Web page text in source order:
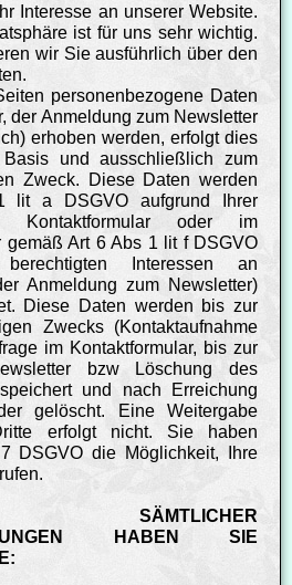
Interesse an unserer Website.
ist für uns sehr wichtig.
wir Sie ausführlich über den
personenbezogene Daten
der Anmeldung zum Newsletter
erhoben werden, erfolgt dies
und ausschließlich zum
Zweck. Diese Daten werden
lit a DSGVO aufgrund Ihrer
Kontaktformular oder im
gemäß Art 6 Abs 1 lit f DSGVO
Interessen an
Anmeldung zum Newsletter)
Diese Daten werden bis zur
Zwecks (Kontaktaufnahme
im Kontaktformular, bis zur
bzw Löschung des
und nach Erreichung
gelöscht. Eine Weitergabe
erfolgt nicht. Sie haben
DSGVO die Möglichkeit, Ihre
SÄMTLICHER
HABEN SIE